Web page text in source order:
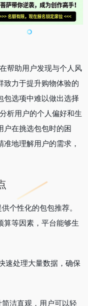
帮助用户发现与个人风
致力于提升购物体验的
包选项中难以做出选择
析用户的个人偏好和生
户在挑选包包时的困
地理解用户的需求，
个性化的包包推荐。
算等因素，平台能够生
速处理大量数据，确保
洁直观，用户可以轻